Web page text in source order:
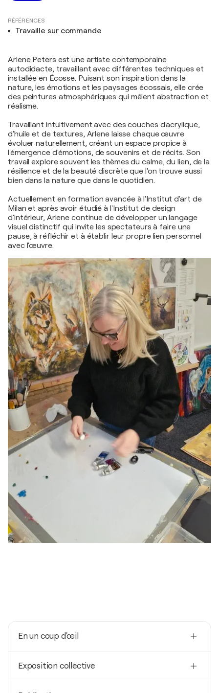
RÉFÉRENCES
Travaille sur commande
Arlene Peters est une artiste contemporaine
autodidacte, travaillant avec différentes techniques et
installée en Écosse. Puisant son inspiration dans la
nature, les émotions et les paysages écossais, elle crée
des peintures atmosphériques qui mêlent abstraction et
réalisme.
Travaillant intuitivement avec des couches d'acrylique,
d'huile et de textures, Arlene laisse chaque œuvre
évoluer naturellement, créant un espace propice à
l'émergence d'émotions, de souvenirs et de récits. Son
travail explore souvent les thèmes du calme, du lien, de la
résilience et de la beauté discrète que l'on trouve aussi
bien dans la nature que dans le quotidien.
Actuellement en formation avancée à l'Institut d'art de
Milan et après avoir étudié à l'Institut de design
d'intérieur, Arlene continue de développer un langage
visuel distinctif qui invite les spectateurs à faire une
pause, à réfléchir et à établir leur propre lien personnel
avec l'œuvre.
En un coup d'œil
Royaume-Uni
Né(e) en
Exposition collective